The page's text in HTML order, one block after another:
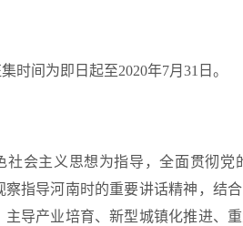
时间为即日起至2020年7月31日。
社会主义思想为指导，全面贯彻
指导河南时的重要讲话精神，结
导产业培育、新型城镇化推进、